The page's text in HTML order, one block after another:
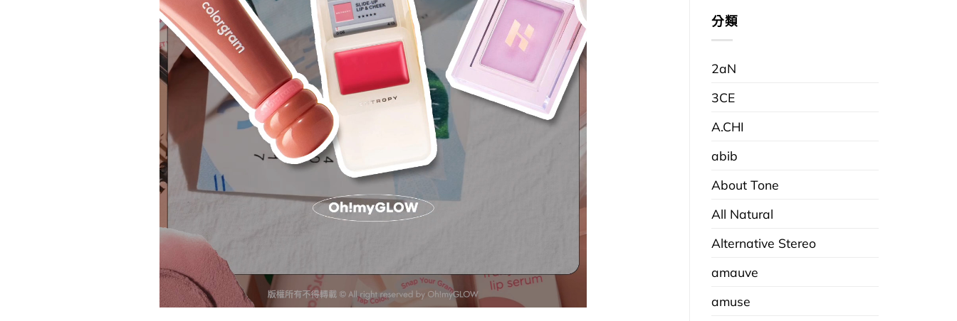
分類
2aN
3CE
A.CHI
abib
About Tone
All Natural
Alternative Stereo
amauve
amuse